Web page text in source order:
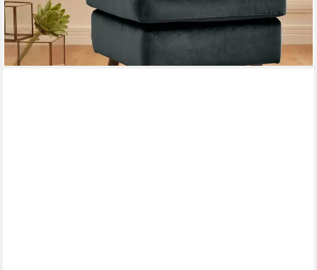
lieferbar in 6 Wochen